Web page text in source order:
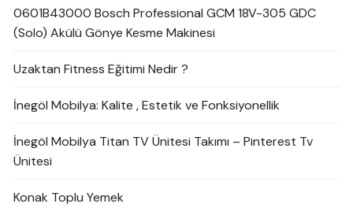
0601B43000 Bosch Professional GCM 18V-305 GDC
(Solo) Akülü Gönye Kesme Makinesi
Uzaktan Fitness Eğitimi Nedir ?
İnegöl Mobilya: Kalite , Estetik ve Fonksiyonellik
İnegöl Mobilya Titan TV Ünitesi Takımı – Pinterest Tv
Ünitesi
Konak Toplu Yemek